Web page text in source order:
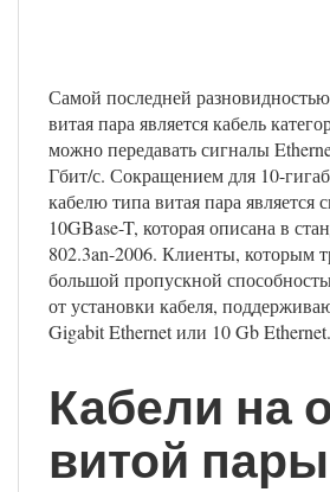
Самой последней
витая пара является кабель
можно передавать сигналы
Гбит/с. Сокращением для 10-
кабелю типа витая пара является
10GBase-T, которая описана в
802.3an-2006. Клиенты, которым
большой пропускной
от установки кабеля,
Gigabit Ethernet или 10 Gb Ethernet.
Кабели на
витой пары